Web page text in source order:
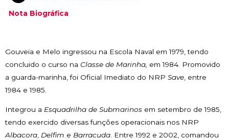
Nota Biográfica
Gouveia e Melo ingressou na Escola Naval em 1979, tendo
concluido o curso na Classe de Marinha, em 1984. Promovido
a guarda-marinha, foi Oficial Imediato do NRP Save , entre
1984 e 1985.
Integrou a Esquadrilha de Submarinos em setembro de 1985,
tendo exercido diversas funções operacionais nos NRP
Albacora, Delfim e Barracuda. Entre 1992 e 2002, comandou